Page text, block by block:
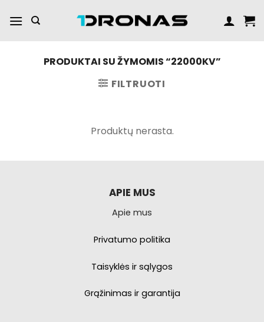
turinį
PRODUKTAI SU ŽYMOMIS “22000KV”
FILTRUOTI
Produktų nerasta.
APIE MUS
Apie mus
Privatumo politika
Taisyklės ir sąlygos
Grąžinimas ir garantija